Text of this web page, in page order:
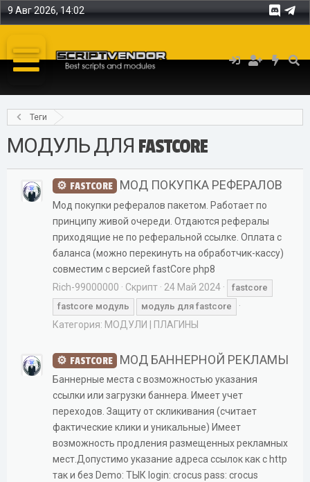
9 Авг 2026, 14:02
Теги
МОДУЛЬ ДЛЯ FASTCORE
FASTCORE МОД ПОКУПКА РЕФЕРАЛОВ
Мод покупки рефералов пакетом. Работает по
принципу живой очереди. Отдаются рефералы
приходящие не по реферальной ссылке. Оплата с
баланса (можно перекинуть на обработчик-кассу)
совместим с версией fastCore php8
Rich-99000000
Скрипт 24 Май 2024
fastcore
fastcore модуль модуль для fastcore
Категория: МОДУЛИ | ПЛАГИНЫ
FASTCORE МОД БАННЕРНОЙ РЕКЛАМЫ
Баннерные места с возможностью указания
ссылки или загрузки баннера. Имеет учет
переходов. Защиту от скликивания (считает
фактические клики и уникальные) Имеет
возможность продления размещенных рекламных
мест.Допустимо указание адреса ссылок как с http
так и без Demo: ТЫК login: crocus pass: crocus